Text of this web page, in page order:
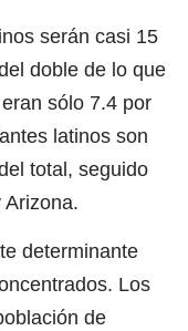
serán casi 15
doble de lo que
sólo 7.4 por
latinos son
total, seguido
Arizona.
determinante
Los
de